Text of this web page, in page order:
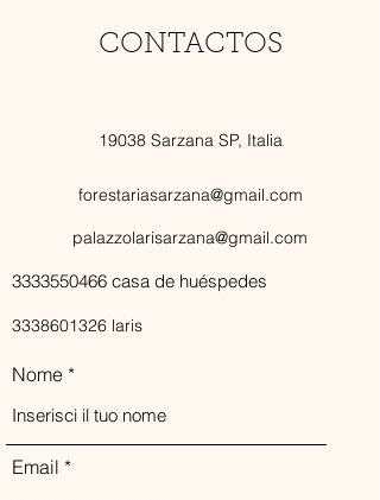
CONTACTOS
19038 Sarzana SP, Italia
forestariasarzana@gmail.com
palazzolarisarzana@gmail.com
3333550466 casa de huéspedes
3338601326 laris
Nome
Email